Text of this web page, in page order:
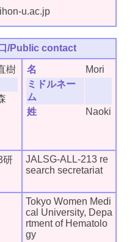
u.ac.jp
/Public contact
樹
名
Mori
ミドルネー
ム
姓
Naoki
研
JALSG-ALL-213 re
search secretariat
Tokyo Women Medi
cal University, Depa
rtment of Hematolo
gy